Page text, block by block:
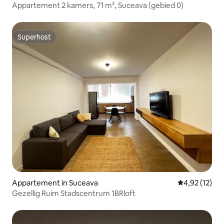
Appartement 2 kamers, 71 m², Suceava (gebied 0)
Superhost
Superhost
Appartement in Suceava Gemiddelde
4,92 (12)
Gezellig Ruim Stadscentrum 1BRloft